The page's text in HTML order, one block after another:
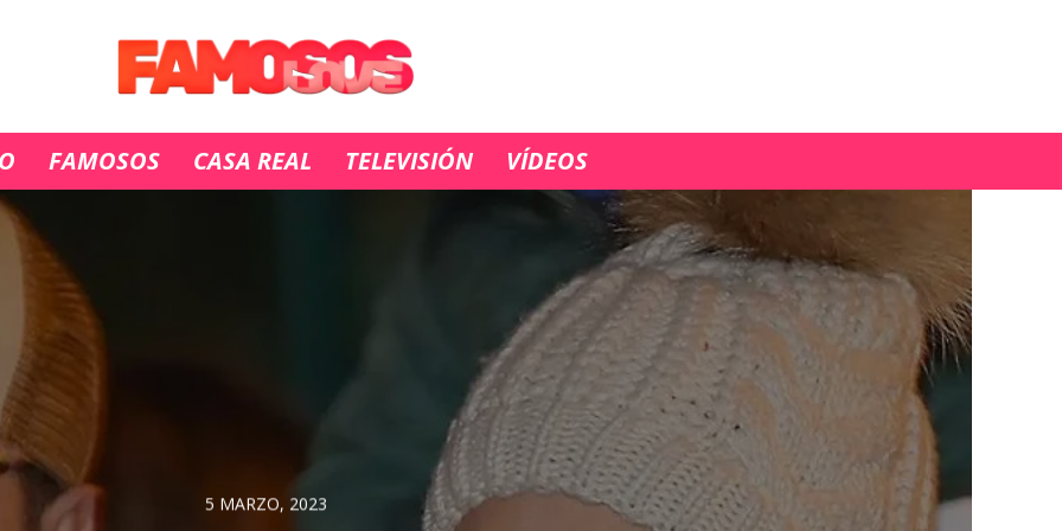
FAMOSOS CASA REAL TELEVISIÓN VÍDEOS
5 MARZO, 2023